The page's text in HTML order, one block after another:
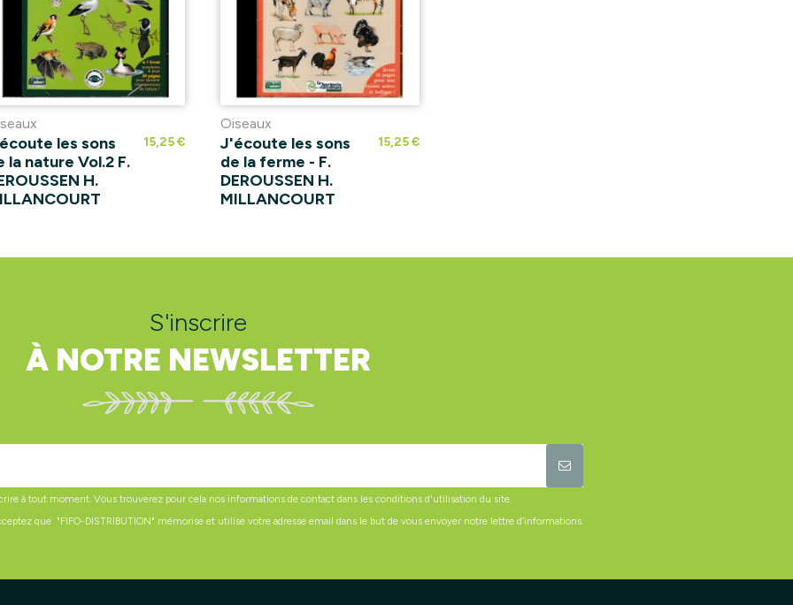
les sons
la nature Vol.2 F.
H.
15,25 €
Oiseaux
J'écoute les sons
de la ferme - F.
DEROUSSEN H.
MILLANCOURT
15,25 €
S'inscrire
À NOTRE NEWSLETTER
à tout moment. Vous trouverez pour cela nos informations de contact dans les conditions d'utilisation du site.
que "FIFO-DISTRIBUTION" mémorise et utilise votre adresse email dans le but de vous envoyer notre lettre d’informations.